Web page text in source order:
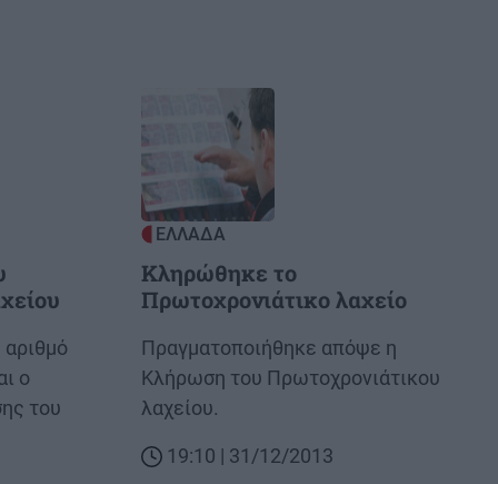
ο
του
ΕΛΛΑΔΑ
Κληρώθηκε το
Πρωτοχρονιάτικο λαχείο
Body
Πραγματοποιήθηκε απόψε η
Κλήρωση του Πρωτοχρονιάτικου
λαχείου.
19:10 | 31/12/2013